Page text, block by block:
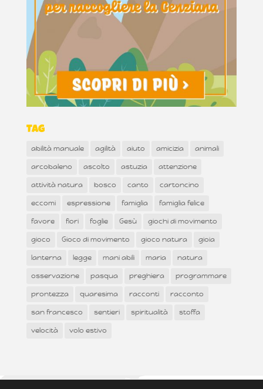
Tag
abilità manuale agilità aiuto amicizia
animali
arcobaleno
ascolto astuzia
attenzione
attività natura
bosco canto
cartoncino
eccomi
espressione famiglia
famiglia felice
favore
fiori foglie Gesù
giochi di movimento
gioco
Gioco di movimento gioco natura
gioia
lanterna
legge mani abili maria
natura
osservazione
pasqua preghiera
programmare
prontezza
quaresima racconti
racconto
san francesco
sentieri spiritualità
stoffa
velocità
volo estivo